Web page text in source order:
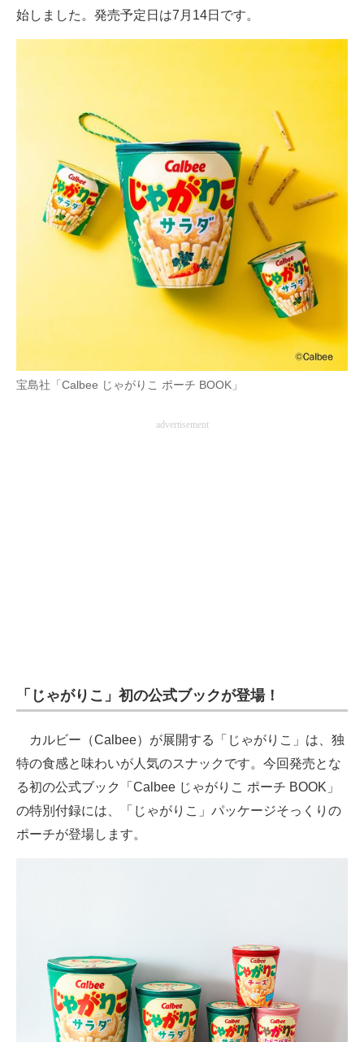
食器・グラス・カトラリー
ITの今と未来を見通す
スマホと通信の最新トレンド
進化するPCとデバイスの未来
好きが集まる 比べて選べる
ビジネスと働き方のヒント
経営リーダーのコミュニティ
エネルギーの専門メディア
ちょっと気になるネットの話題
始しました。発売予定日は7月14日です。
宝島社「Calbee じゃがりこ ポーチ BOOK」
advertisement
「じゃがりこ」初の公式ブックが登場！
カルビー（Calbee）が展開する「じゃがりこ」は、独
特の食感と味わいが人気のスナックです。今回発売とな
る初の公式ブック「Calbee じゃがりこ ポーチ BOOK」
の特別付録には、「じゃがりこ」パッケージそっくりの
ポーチが登場します。